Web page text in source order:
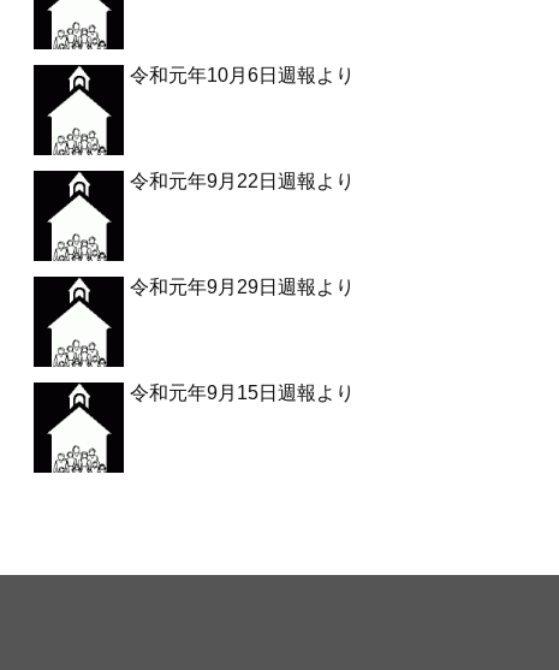
令和元年10月6日週報より
令和元年9月22日週報より
令和元年9月29日週報より
令和元年9月15日週報より